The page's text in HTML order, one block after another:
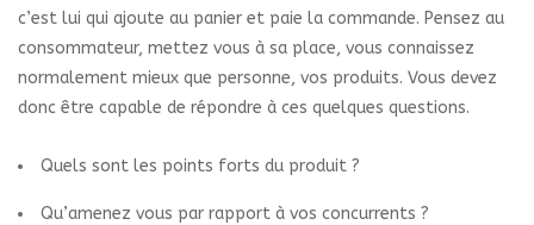
c’est lui qui ajoute au panier et paie la commande. Pensez au
consommateur, mettez vous à sa place, vous connaissez
normalement mieux que personne, vos produits. Vous devez
donc être capable de répondre à ces quelques questions.
Quels sont les points forts du produit ?
Qu’amenez vous par rapport à vos concurrents ?